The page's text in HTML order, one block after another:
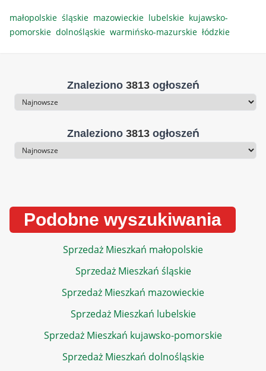
małopolskie śląskie mazowieckie lubelskie kujawsko-
pomorskie dolnośląskie warmińsko-mazurskie łódzkie
Znaleziono 3813ogłoszeń
Sortowanie
Znaleziono 3813ogłoszeń
Sortowanie
Podobne wyszukiwania
Sprzedaż Mieszkań małopolskie
Sprzedaż Mieszkań śląskie
Sprzedaż Mieszkań mazowieckie
Sprzedaż Mieszkań lubelskie
Sprzedaż Mieszkań kujawsko-pomorskie
Sprzedaż Mieszkań dolnośląskie